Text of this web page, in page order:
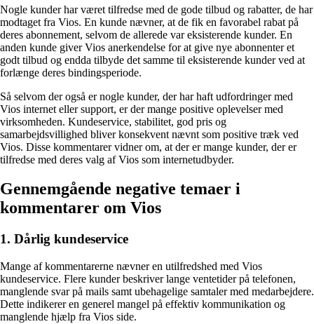
Nogle kunder har været tilfredse med de gode tilbud og rabatter, de har
modtaget fra Vios. En kunde nævner, at de fik en favorabel rabat på
deres abonnement, selvom de allerede var eksisterende kunder. En
anden kunde giver Vios anerkendelse for at give nye abonnenter et
godt tilbud og endda tilbyde det samme til eksisterende kunder ved at
forlænge deres bindingsperiode.
Så selvom der også er nogle kunder, der har haft udfordringer med
Vios internet eller support, er der mange positive oplevelser med
virksomheden. Kundeservice, stabilitet, god pris og
samarbejdsvillighed bliver konsekvent nævnt som positive træk ved
Vios. Disse kommentarer vidner om, at der er mange kunder, der er
tilfredse med deres valg af Vios som internetudbyder.
Gennemgående negative temaer i
kommentarer om Vios
1. Dårlig kundeservice
Mange af kommentarerne nævner en utilfredshed med Vios
kundeservice. Flere kunder beskriver lange ventetider på telefonen,
manglende svar på mails samt ubehagelige samtaler med medarbejdere.
Dette indikerer en generel mangel på effektiv kommunikation og
manglende hjælp fra Vios side.